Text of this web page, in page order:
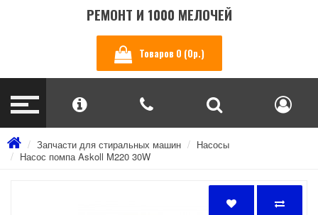
РЕМОНТ И 1000 МЕЛОЧЕЙ
Товаров 0 (0р.)
Запчасти для стиральных машин
Насосы
Насос помпа Askoll M220 30W